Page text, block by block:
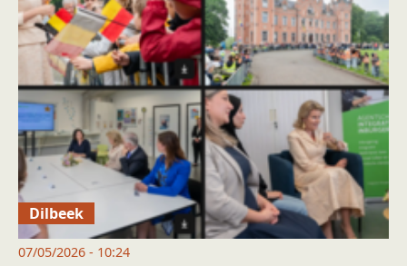
Dilbeek
07/05/2026 - 10:24